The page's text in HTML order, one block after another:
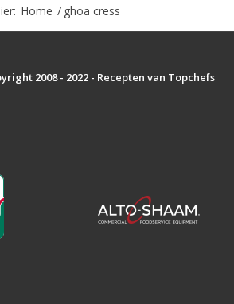
Home / ghoa cress
2008 - 2022 - Recepten van Topchefs